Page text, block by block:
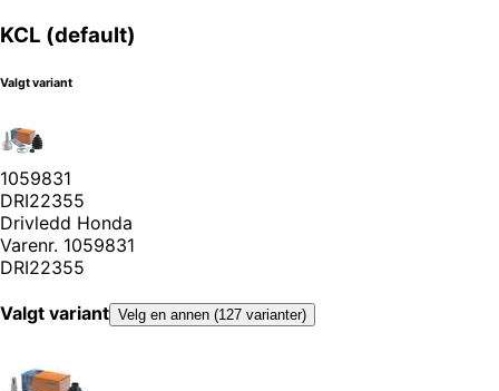
KCL (default)
Valgt variant
1059831
DRI22355
Drivledd Honda
Varenr. 1059831
DRI22355
Valgt variant Velg en annen (127 varianter)